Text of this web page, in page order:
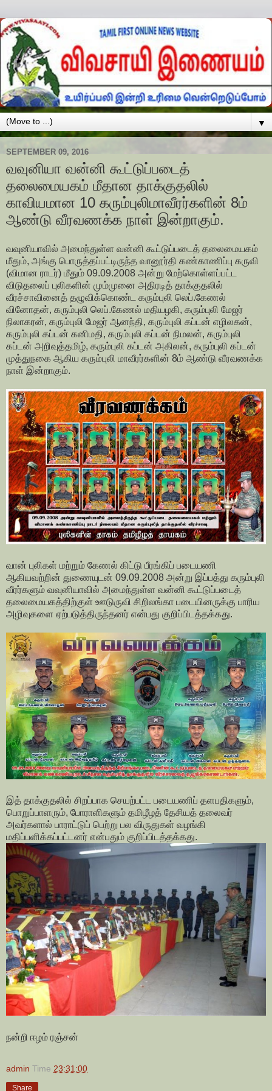
▼
SEPTEMBER 09, 2016
வவுனியா வன்னி கூட்டுப்படைத்
தலைமையகம் மீதான தாக்குதலில்
காவியமான 10 கரும்புலிமாவீரர்களின் 8ம்
ஆண்டு வீரவணக்க நாள் இன்றாகும்.
வவுனியாவில் அமைந்துள்ள வன்னி கூட்டுப்படைத் தலைமையகம்
மீதும், அங்கு பொருத்தப்பட்டிருந்த வானூர்தி கண்காணிப்பு கருவி
(விமான ராடர்) மீதும் 09.09.2008 அன்று மேற்கொள்ளப்பட்ட
விடுதலைப் புலிகளின் மும்முனை அதிரடித் தாக்குதலில்
வீரச்சாவினைத் தழுவிக்கொண்ட கரும்புலி லெப்.கேணல்
வினோதன், கரும்புலி லெப்.கேணல் மதியழகி, கரும்புலி மேஜர்
நிலாகரன், கரும்புலி மேஜர் ஆனந்தி, கரும்புலி கப்டன் எழிலகன்,
கரும்புலி கப்டன் கனிமதி, கரும்புலி கப்டன் நிமலன், கரும்புலி
கப்டன் அறிவுத்தமிழ், கரும்புலி கப்டன் அகிலன், கரும்புலி கப்டன்
முத்துநகை ஆகிய கரும்புலி மாவீரர்களின் 8ம் ஆண்டு வீரவணக்க
நாள் இன்றாகும்.
வான் புலிகள் மற்றும் கேணல் கிட்டு பீரங்கிப் படையணி
ஆகியவற்றின் துணையுடன் 09.09.2008 அன்று இப்பத்து கரும்புலி
வீரர்களும் வவுனியாவில் அமைந்துள்ள வன்னி கூட்டுப்படைத்
தலைமையகத்திற்குள் ஊடுருவி சிறிலங்கா படையினருக்கு பாரிய
அழிவுகளை ஏற்படுத்திருந்தனர் என்பது குறிப்பிடத்தக்கது.
இத் தாக்குதலில் சிறப்பாக செயற்பட்ட படையணிப் தளபதிகளும்,
பொறுப்பாளரும், போராளிகளும் தமிழீழத் தேசியத் தலைவர்
அவர்களால் பாராட்டுப் பெற்று பல விருதுகள் வழங்கி
மதிப்பளிக்கப்பட்டனர் என்பதும் குறிப்பிடத்தக்கது.
நன்றி ஈழம் ரஞ்சன்
admin Time 23:31:00
Share